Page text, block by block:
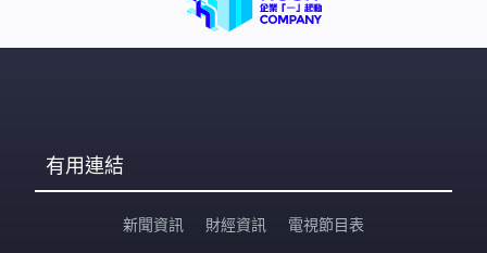
有用連結
新聞資訊 財經資訊 電視節目表